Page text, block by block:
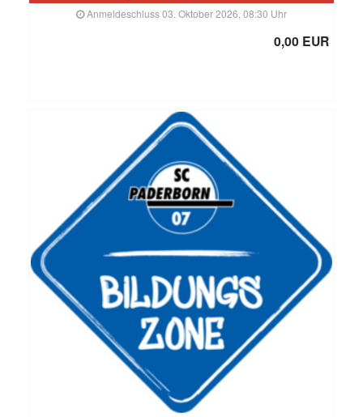
Anmeldeschluss 03. Oktober 2026, 08:30 Uhr
0,00 EUR